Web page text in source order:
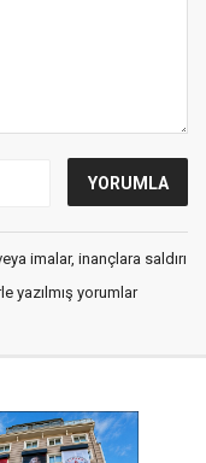
imalar, inançlara saldırı
yazılmış yorumlar